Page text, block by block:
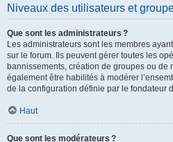
Niveaux des utilisateurs et
Que sont les administrateurs ?
Les administrateurs sont les membres
sur le forum. Ils peuvent gérer toutes les
bannissements, création de groupes ou de
également être habilités à modérer
de la configuration définie par le fondateur
Haut
Que sont les modérateurs ?